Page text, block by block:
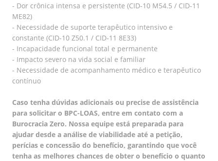
- Dor crônica intensa e persistente (CID-10 M54.5 / CID-11
ME82)
- Necessidade de suporte terapêutico intensivo e
constante (CID-10 Z50.1 / CID-11 8E33)
- Incapacidade funcional total e permanente
- Impacto severo na vida social e familiar
- Necessidade de acompanhamento médico e terapêutico
contínuo
Caso tenha dúvidas adicionais ou precise de assistência
para solicitar o BPC-LOAS, entre em contato com a
Burocracia Zero. Nossa equipe está preparada para
ajudar desde a análise de viabilidade até a petição,
perícias e concessão do benefício, garantindo que você
tenha as melhores chances de obter o benefício o quanto